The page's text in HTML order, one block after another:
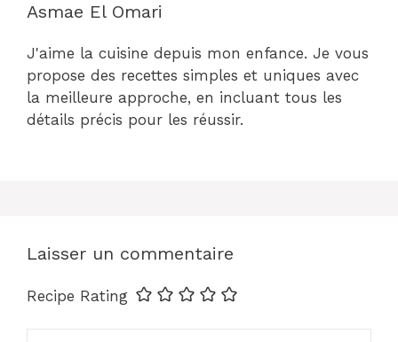
Asmae El Omari
J'aime la cuisine depuis mon enfance. Je vous
propose des recettes simples et uniques avec
la meilleure approche, en incluant tous les
détails précis pour les réussir.
Laisser un commentaire
Recipe Rating